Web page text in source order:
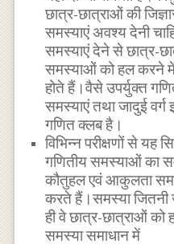
छात्र-छात्राओं की
समस्याएं अवश्य देनी
समस्याएं देने से छात्र-
समस्याओं को हल करने
होते हैं।वैसे उपर्युक्त
समस्याएं तथा जादुई
गणित क्लब है।
विभिन्न परीक्षणों से
गणितीय समस्याओं का
कौतुहल एवं आकुलता
करते हैं।समस्या जितनी
ही वे छात्र-छात्राओं को
समस्या समाधान में